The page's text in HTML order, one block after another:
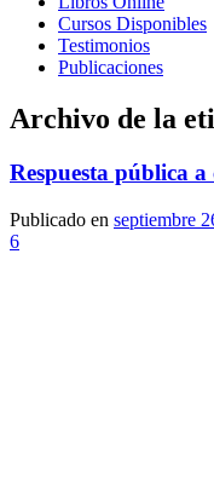
Cursos Disponibles
Testimonios
Publicaciones
Archivo de la
Respuesta pública
Publicado en septiembre
6